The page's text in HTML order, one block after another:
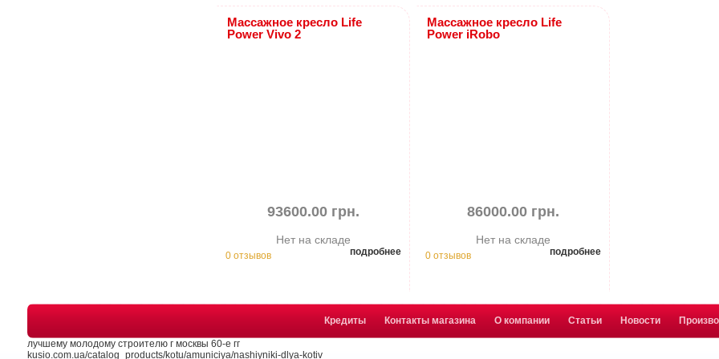
Массажное кресло Life
Power Vivo 2
93600.00 грн.
Нет на складе
0 отзывов подробнее
Массажное кресло Life
Power iRobo
86000.00 грн.
Нет на складе
0 отзывов подробнее
Кредиты Контакты магазина О компании Статьи Новости
лучшему молодому строителю г москвы 60-е гг
kusio.com.ua/catalog_products/kotu/amuniciya/nashiyniki-dlya-kotiv